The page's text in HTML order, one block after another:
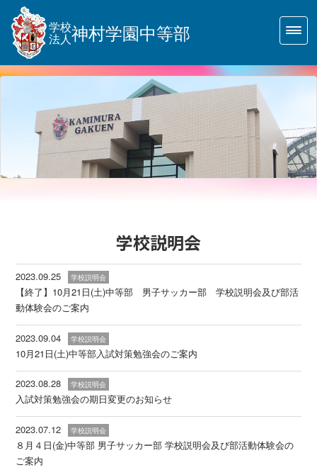
学校
法人神村学園中等部
学校説明会
2023.09.25 学校説明会
【終了】10月21日(土)中等部 男子サッカー部 学校説明会及び部活
動体験会のご案内
2023.09.04 学校説明会
10月21日(土)中等部入試対策勉強会のご案内
2023.08.28 学校説明会
入試対策勉強会の期日変更のお知らせ
2023.07.12 学校説明会
８月４日(金)中等部 男子サッカー部 学校説明会及び部活動体験会の
ご案内